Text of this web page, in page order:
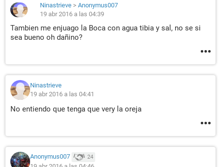
Ninastrieve > Anonymus007
19 abr 2016 a las 04:39
Tambien me enjuago la Boca con agua tibia y sal, no se si
sea bueno oh dañino?
Ninastrieve
19 abr 2016 a las 04:41
No entiendo que tenga que very la oreja
Anonymus007 24